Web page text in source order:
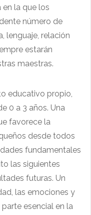
la que los
número de
lenguaje, relación
estarán
maestras.
educativo propio,
0 a 3 años. Una
favorece la
desde todos
fundamentales
las siguientes
futuras. Un
las emociones y
esencial en la